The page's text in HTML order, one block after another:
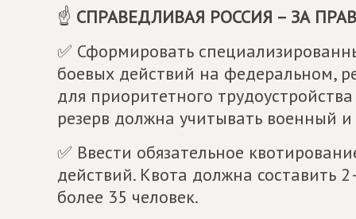
☝️ СПРАВЕДЛИВАЯ РОССИЯ – ЗА
✅ Сформировать
боевых действий на федеральном,
для приоритетного
резерв должна учитывать военный
✅ Ввести обязательное
действий. Квота должна составить
более 35 человек.